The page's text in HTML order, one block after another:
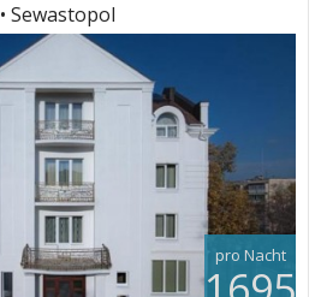
• Sewastopol
pro Nacht